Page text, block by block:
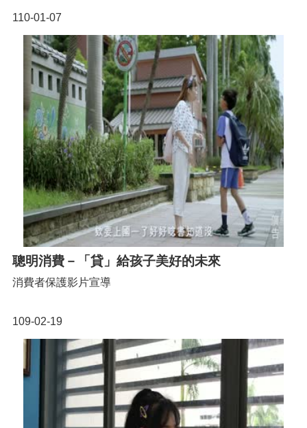
110-01-07
聰明消費－「貸」給孩子美好的未來
109-02-19
消費者保護影片宣導